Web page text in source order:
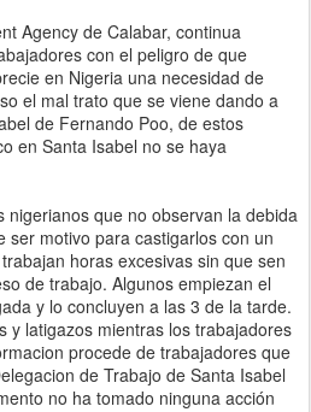
Agency de Calabar, continua
con el peligro de que
en Nigeria una necesidad de
el mal trato que se viene dando a
de Fernando Poo, de estos
en Santa Isabel no se haya
nigerianos que no observan la debida
ser motivo para castigarlos con un
horas excesivas sin que sen
de trabajo. Algunos empiezan el
y lo concluyen a las 3 de la tarde.
y latigazos mientras los trabajadores
procede de trabajadores que
de Trabajo de Santa Isabel
no ha tomado ninguna acción